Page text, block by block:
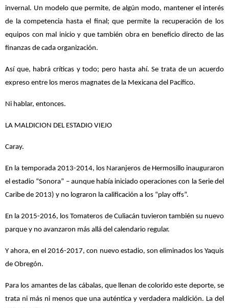
invernal. Un modelo que permite, de algún modo, mantener el interés
de la competencia hasta el final; que permite la recuperación de los
equipos con mal inicio y que también obra en beneficio directo de las
finanzas de cada organización.
Así que, habrá críticas y todo; pero hasta ahí. Se trata de un acuerdo
expreso entre los meros magnates de la Mexicana del Pacífico.
Ni hablar, entonces.
LA MALDICION DEL ESTADIO VIEJO
Caray.
En la temporada 2013-2014, los Naranjeros de Hermosillo inauguraron
el estadio “Sonora” – aunque había iniciado operaciones con la Serie del
Caribe de 2013) y no lograron la calificación a los “play offs”.
En la 2015-2016, los Tomateros de Culiacán tuvieron también su nuevo
parque y no avanzaron más allá del calendario regular.
Y ahora, en el 2016-2017, con nuevo estadio, son eliminados los Yaquis
de Obregón.
Para los amantes de las cábalas, que llenan de colorido este deporte, se
trata ni más ni menos que una auténtica y verdadera maldición. La del